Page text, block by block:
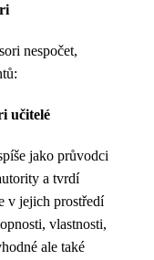
nespočet,
učitelé
jako průvodci
a tvrdí
v jejich prostředí
vlastnosti,
ale také